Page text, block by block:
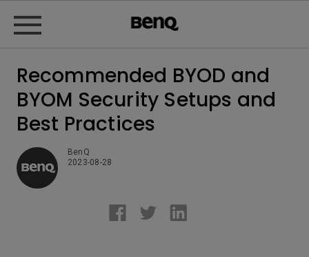
Recommended BYOD and
BYOM Security Setups and
Best Practices
BenQ
2023-08-28